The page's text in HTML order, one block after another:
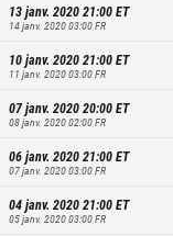
13 janv. 2020 21:00ET
14 janv. 2020 03:00FR
10 janv. 2020 21:00ET
11 janv. 2020 03:00FR
07 janv. 2020 20:00ET
08 janv. 2020 02:00FR
06 janv. 2020 21:00ET
07 janv. 2020 03:00FR
04 janv. 2020 21:00ET
05 janv. 2020 03:00FR